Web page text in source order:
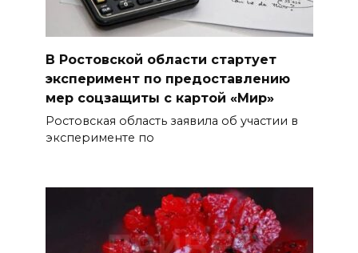
В Ростовской области стартует
эксперимент по предоставлению
мер соцзащиты с картой «Мир»
Ростовская область заявила об участии в
эксперименте по